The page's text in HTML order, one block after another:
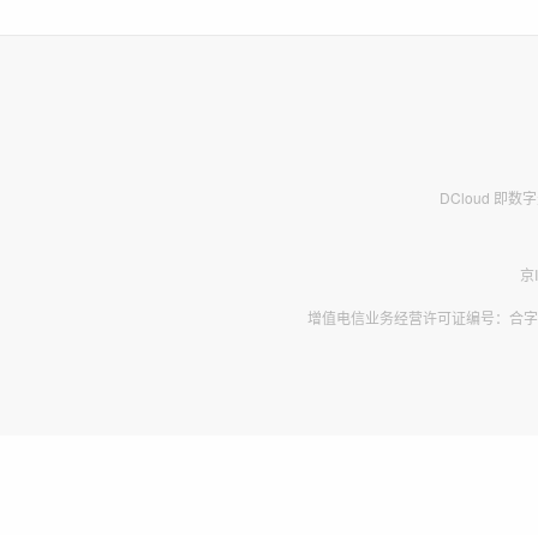
DCloud 即数
增值电信业务经营许可证编号：合